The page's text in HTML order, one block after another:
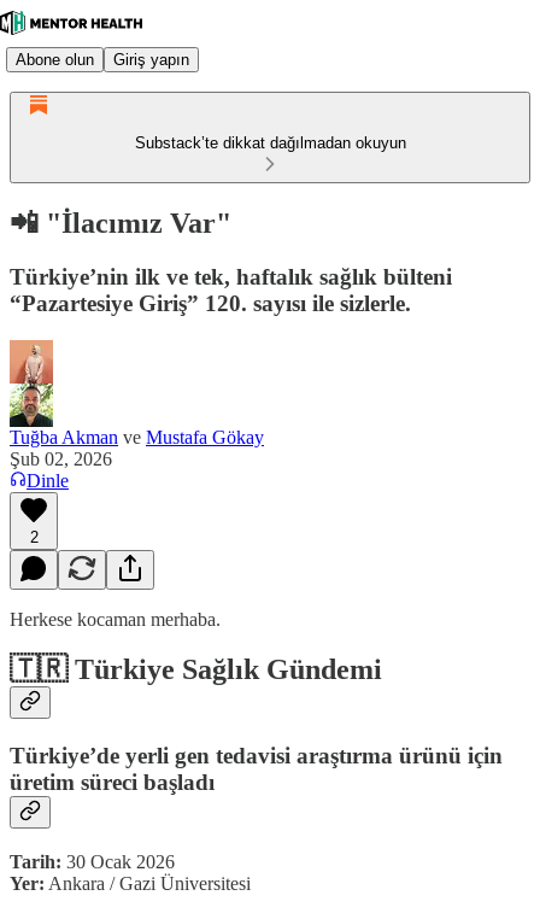
Abone olun Giriş yapın
Substack’te dikkat dağılmadan okuyun
📲 "İlacımız Var"
Türkiye’nin ilk ve tek, haftalık sağlık bülteni
“Pazartesiye Giriş” 120. sayısı ile sizlerle.
Tuğba Akman ve Mustafa Gökay
Şub 02, 2026
Dinle
2
Herkese kocaman merhaba.
🇹🇷 Türkiye Sağlık Gündemi
Türkiye’de yerli gen tedavisi araştırma ürünü için
üretim süreci başladı
Tarih: 30 Ocak 2026
Yer: Ankara / Gazi Üniversitesi